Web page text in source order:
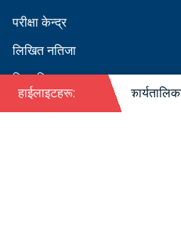
परीक्षा केन्द्र
लिखित नतिजा
सिफारिस
हाईलाइटहरू:
पदपूर्ति सम्बन्धी वार्षिक कार्यतालिका